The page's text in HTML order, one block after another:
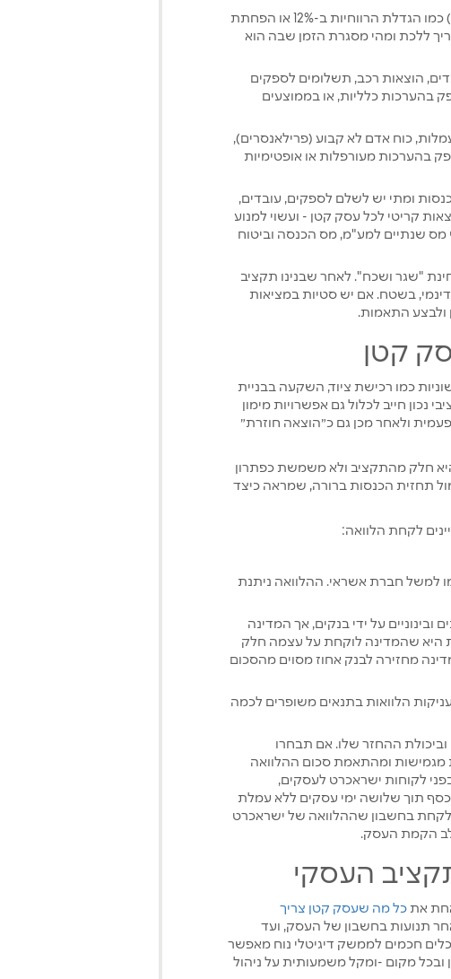
הצבת מטרות ויעדים עסקיים: יעדים מספריים (באחוזים) כמו הגדלת הרווחיות ב-12% או הפחתת
לאן העסק צריך ללכת ומהי מסגרת הזמן שבה הוא
הוצאות רכב, תשלומים לספקים
בהערכות כלליות, או בממוצעים
כוח אדם לא קבוע (פרילאנסרים),
בהערכות מעורפלות או אופטימיות
ומתי יש לשלם לספקים, עובדים,
קריטי לכל עסק קטן - ועשוי למנוע
שנתיים למע"מ, מס הכנסה וביטוח
"שגר ושכח". לאחר שבנינו תקציב
דינמי, בשטח. אם יש סטיות במציאות
ולבצע התאמות.
קטן
כמו רכישת ציוד, השקעה בבניית
נכון חייב לכלול גם אפשרויות מימון
ולאחר מכן גם כ״הוצאה חוזרת״
חלק מהתקציב ולא משמשת כפתרון
מול תחזית הכנסות ברורה, שמראה כיצד
לקחת הלוואה:
למשל חברת אשראי. ההלוואה ניתנת
על ידי בנקים, אך המדינה
שהמדינה לוקחת על עצמה חלק
מחזירה לבנק אחוז מסוים מהסכום
הלוואות בתנאים משופרים לכמה
ההחזר שלו. אם תבחרו
מגמישות ומהתאמת סכום ההלוואה
לקוחות ישראכרט לעסקים,
תוך שלושה ימי עסקים ללא עמלת
עם זאת, חשוב לקחת בחשבון שההלוואה של ישראכרט
הקמת העסק.
העסקי
אתכל מה שעסק קטן צריך
תנועות בחשבון של העסק, ועד
חכמים לממשק דיגיטלי נוח מאפשר
ובכל מקום -ומקל משמעותית על ניהול